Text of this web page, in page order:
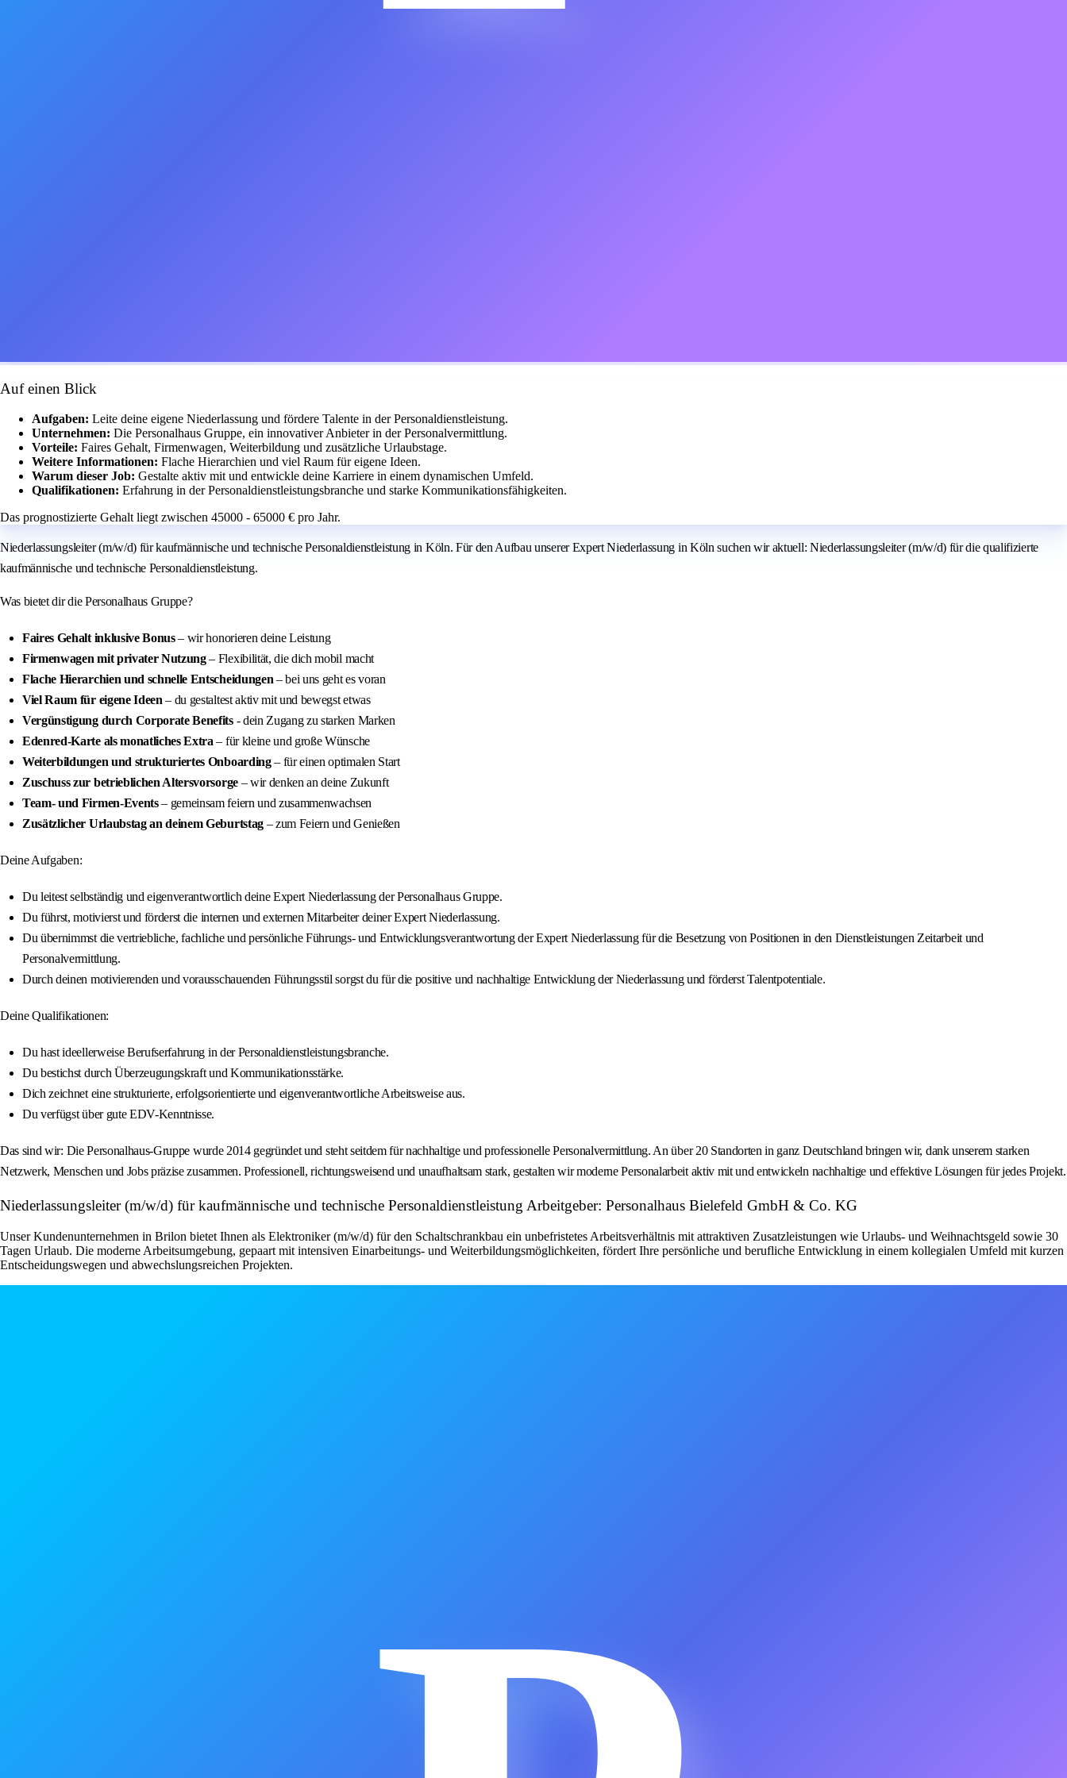
Auf einen Blick
Aufgaben: Leite deine eigene Niederlassung und fördere Talente in der Personaldienstleistung.
Unternehmen: Die Personalhaus Gruppe, ein innovativer Anbieter in der Personalvermittlung.
Vorteile: Faires Gehalt, Firmenwagen, Weiterbildung und zusätzliche Urlaubstage.
Weitere Informationen: Flache Hierarchien und viel Raum für eigene Ideen.
Warum dieser Job: Gestalte aktiv mit und entwickle deine Karriere in einem dynamischen Umfeld.
Qualifikationen: Erfahrung in der Personaldienstleistungsbranche und starke Kommunikationsfähigkeiten.
Das prognostizierte Gehalt liegt zwischen 45000 - 65000 € pro Jahr.
Niederlassungsleiter (m/w/d) für kaufmännische und technische Personaldienstleistung in Köln. Für den Aufbau unserer Expert Niederlassung in Köln suchen wir aktuell: Niederlassungsleiter (m/w/d) für die qualifizierte
kaufmännische und technische Personaldienstleistung.
Was bietet dir die Personalhaus Gruppe?
Faires Gehalt inklusive Bonus– wir honorieren deine Leistung
Firmenwagen mit privater Nutzung– Flexibilität, die dich mobil macht
Flache Hierarchien und schnelle Entscheidungen – bei uns geht es voran
Viel Raum für eigene Ideen – du gestaltest aktiv mit und bewegst etwas
Vergünstigung durch Corporate Benefits- dein Zugang zu starken Marken
Edenred-Karte als monatliches Extra – für kleine und große Wünsche
Weiterbildungen und strukturiertes Onboarding– für einen optimalen Start
Zuschuss zur betrieblichen Altersvorsorge– wir denken an deine Zukunft
Team- und Firmen-Events– gemeinsam feiern und zusammenwachsen
Zusätzlicher Urlaubstag an deinem Geburtstag– zum Feiern und Genießen
Deine Aufgaben:
Du leitest selbständig und eigenverantwortlich deine Expert Niederlassung der Personalhaus Gruppe.
Du führst, motivierst und förderst die internen und externen Mitarbeiter deiner Expert Niederlassung.
Du übernimmst die vertriebliche, fachliche und persönliche Führungs- und Entwicklungsverantwortung der Expert Niederlassung für die Besetzung von Positionen in den Dienstleistungen Zeitarbeit und
Personalvermittlung.
Durch deinen motivierenden und vorausschauenden Führungsstil sorgst du für die positive und nachhaltige Entwicklung der Niederlassung und förderst Talentpotentiale.
Deine Qualifikationen:
Du hast ideellerweise Berufserfahrung in der Personaldienstleistungsbranche.
Du bestichst durch Überzeugungskraft und Kommunikationsstärke.
Dich zeichnet eine strukturierte, erfolgsorientierte und eigenverantwortliche Arbeitsweise aus.
Du verfügst über gute EDV-Kenntnisse.
Das sind wir: Die Personalhaus-Gruppe wurde 2014 gegründet und steht seitdem für nachhaltige und professionelle Personalvermittlung. An über 20 Standorten in ganz Deutschland bringen wir, dank unserem starken
Netzwerk, Menschen und Jobs präzise zusammen. Professionell, richtungsweisend und unaufhaltsam stark, gestalten wir moderne Personalarbeit aktiv mit und entwickeln nachhaltige und effektive Lösungen für jedes Projekt.
Niederlassungsleiter (m/w/d) für kaufmännische und technische Personaldienstleistung Arbeitgeber: Personalhaus Bielefeld GmbH & Co. KG
Unser Kundenunternehmen in Brilon bietet Ihnen als Elektroniker (m/w/d) für den Schaltschrankbau ein unbefristetes Arbeitsverhältnis mit attraktiven Zusatzleistungen wie Urlaubs- und Weihnachtsgeld sowie 30
Tagen Urlaub. Die moderne Arbeitsumgebung, gepaart mit intensiven Einarbeitungs- und Weiterbildungsmöglichkeiten, fördert Ihre persönliche und berufliche Entwicklung in einem kollegialen Umfeld mit kurzen
Entscheidungswegen und abwechslungsreichen Projekten.